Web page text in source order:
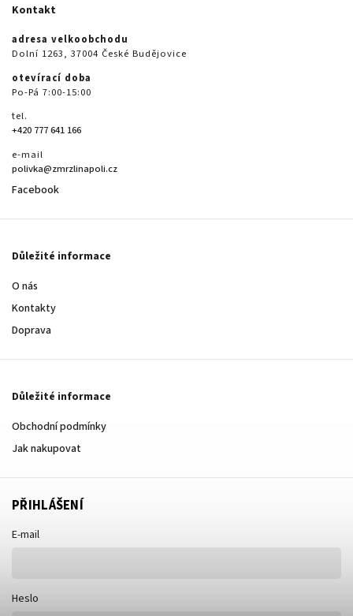
Kontakt
adresa velkoobchodu
Dolní 1263, 37004 České Budějovice
otevírací doba
Po-Pá 7:00-15:00
tel.
+420 777 641 166
e-mail
polivka@zmrzlinapoli.cz
Facebook
Důležité informace
O nás
Kontakty
Doprava
Důležité informace
Obchodní podmínky
Jak nakupovat
PŘIHLÁŠENÍ
E-mail
Heslo